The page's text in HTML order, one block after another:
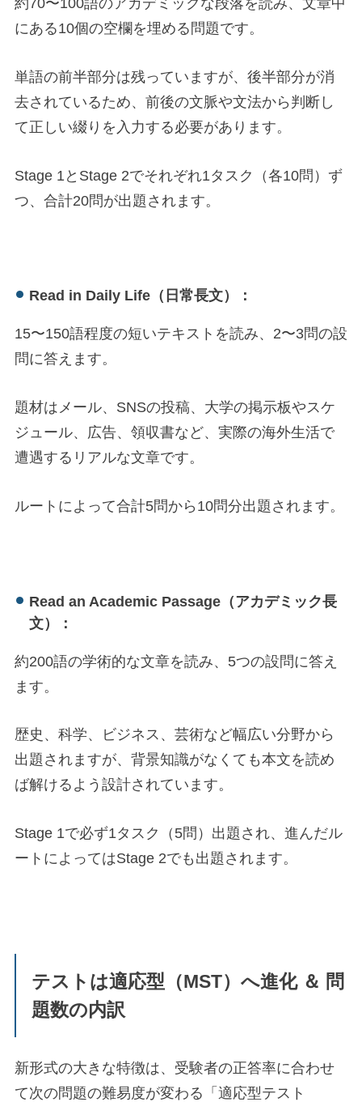
約70〜100語のアカデミックな段落を読み、文章中
にある10個の空欄を埋める問題です。
単語の前半部分は残っていますが、後半部分が消
去されているため、前後の文脈や文法から判断し
て正しい綴りを入力する必要があります。
Stage 1とStage 2でそれぞれ1タスク（各10問）ず
つ、合計20問が出題されます。
Read in Daily Life（日常長文）：
15〜150語程度の短いテキストを読み、2〜3問の設
問に答えます。
題材はメール、SNSの投稿、大学の掲示板やスケ
ジュール、広告、領収書など、実際の海外生活で
遭遇するリアルな文章です。
ルートによって合計5問から10問分出題されます。
Read an Academic Passage（アカデミック長
文）：
約200語の学術的な文章を読み、5つの設問に答え
ます。
歴史、科学、ビジネス、芸術など幅広い分野から
出題されますが、背景知識がなくても本文を読め
ば解けるよう設計されています。
Stage 1で必ず1タスク（5問）出題され、進んだル
ートによってはStage 2でも出題されます。
テストは適応型（MST）へ進化 ＆ 問
題数の内訳
新形式の大きな特徴は、受験者の正答率に合わせ
て次の問題の難易度が変わる「適応型テスト